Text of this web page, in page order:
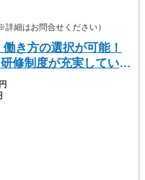
細はお問合せください）
き方の選択が可能！
修制度が充実していま